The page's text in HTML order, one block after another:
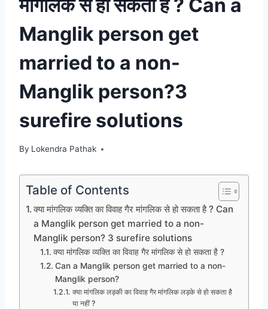
मांगलिक से हो सकता है ? Can a
Manglik person get
married to a non-
Manglik person?3
surefire solutions
By Lokendra Pathak
Table of Contents
क्या मांगलिक व्यक्ति का विवाह गैर मांगलिक से हो सकता है ? Can
a Manglik person get married to a non-
Manglik person? 3 surefire solutions
क्या मांगलिक व्यक्ति का विवाह गैर मांगलिक से हो सकता है ?
Can a Manglik person get married to a non-
Manglik person?
क्या मांगलिक लड़की का विवाह गैर मांगलिक लड़के से हो सकता है
या नहीं ?